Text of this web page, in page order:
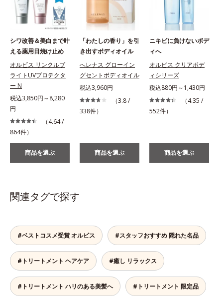
シワ改善＆美白まで叶
える薬用日焼け止め
オルビス リンクルブ
ライトUVプロテクタ
ー N
税込3,850円～8,280
円
（4.64 /
864件）
商品を選ぶ
「わたしの香り」を引
き出すボディオイル
へレナス グローイン
グセントボディオイル
税込3,960円
（3.8 /
338件）
商品を選ぶ
ニキビに負けないボデ
ィへ
オルビス クリアボデ
ィシリーズ
税込880円～1,430円
（4.35 /
552件）
商品を選ぶ
関連タグで探す
#ベストコスメ受賞 オルビス #スタッフおすすめ 隠れた名品
#トリートメント ヘアケア #癒し リラックス
#トリートメント ハリのある美髪へ #トリートメント 限定品